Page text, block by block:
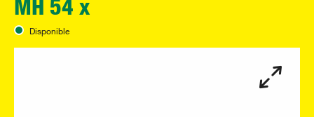
MH 54 x
Disponible